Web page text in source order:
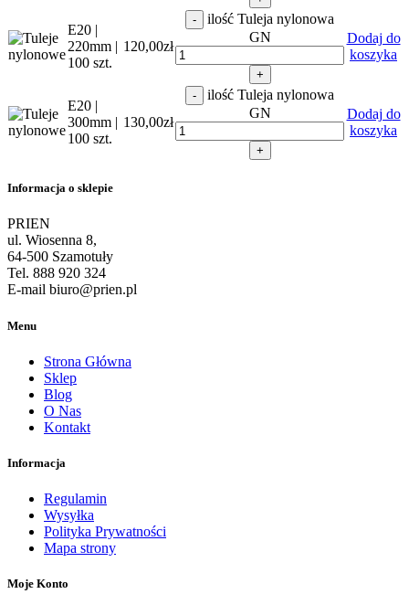
E20 |
220mm |
100 szt.
120,00zł
-
ilość Tuleja nylonowa
GN
+
Dodaj do
koszyka
E20 |
300mm |
100 szt.
130,00zł
-
ilość Tuleja nylonowa
GN
+
Dodaj do
koszyka
Informacja o sklepie
PRIEN
ul. Wiosenna 8,
64-500 Szamotuły
Tel. 888 920 324
E-mail biuro@prien.pl
Menu
Strona Główna
Sklep
Blog
O Nas
Kontakt
Informacja
Regulamin
Wysyłka
Polityka Prywatności
Mapa strony
Moje Konto